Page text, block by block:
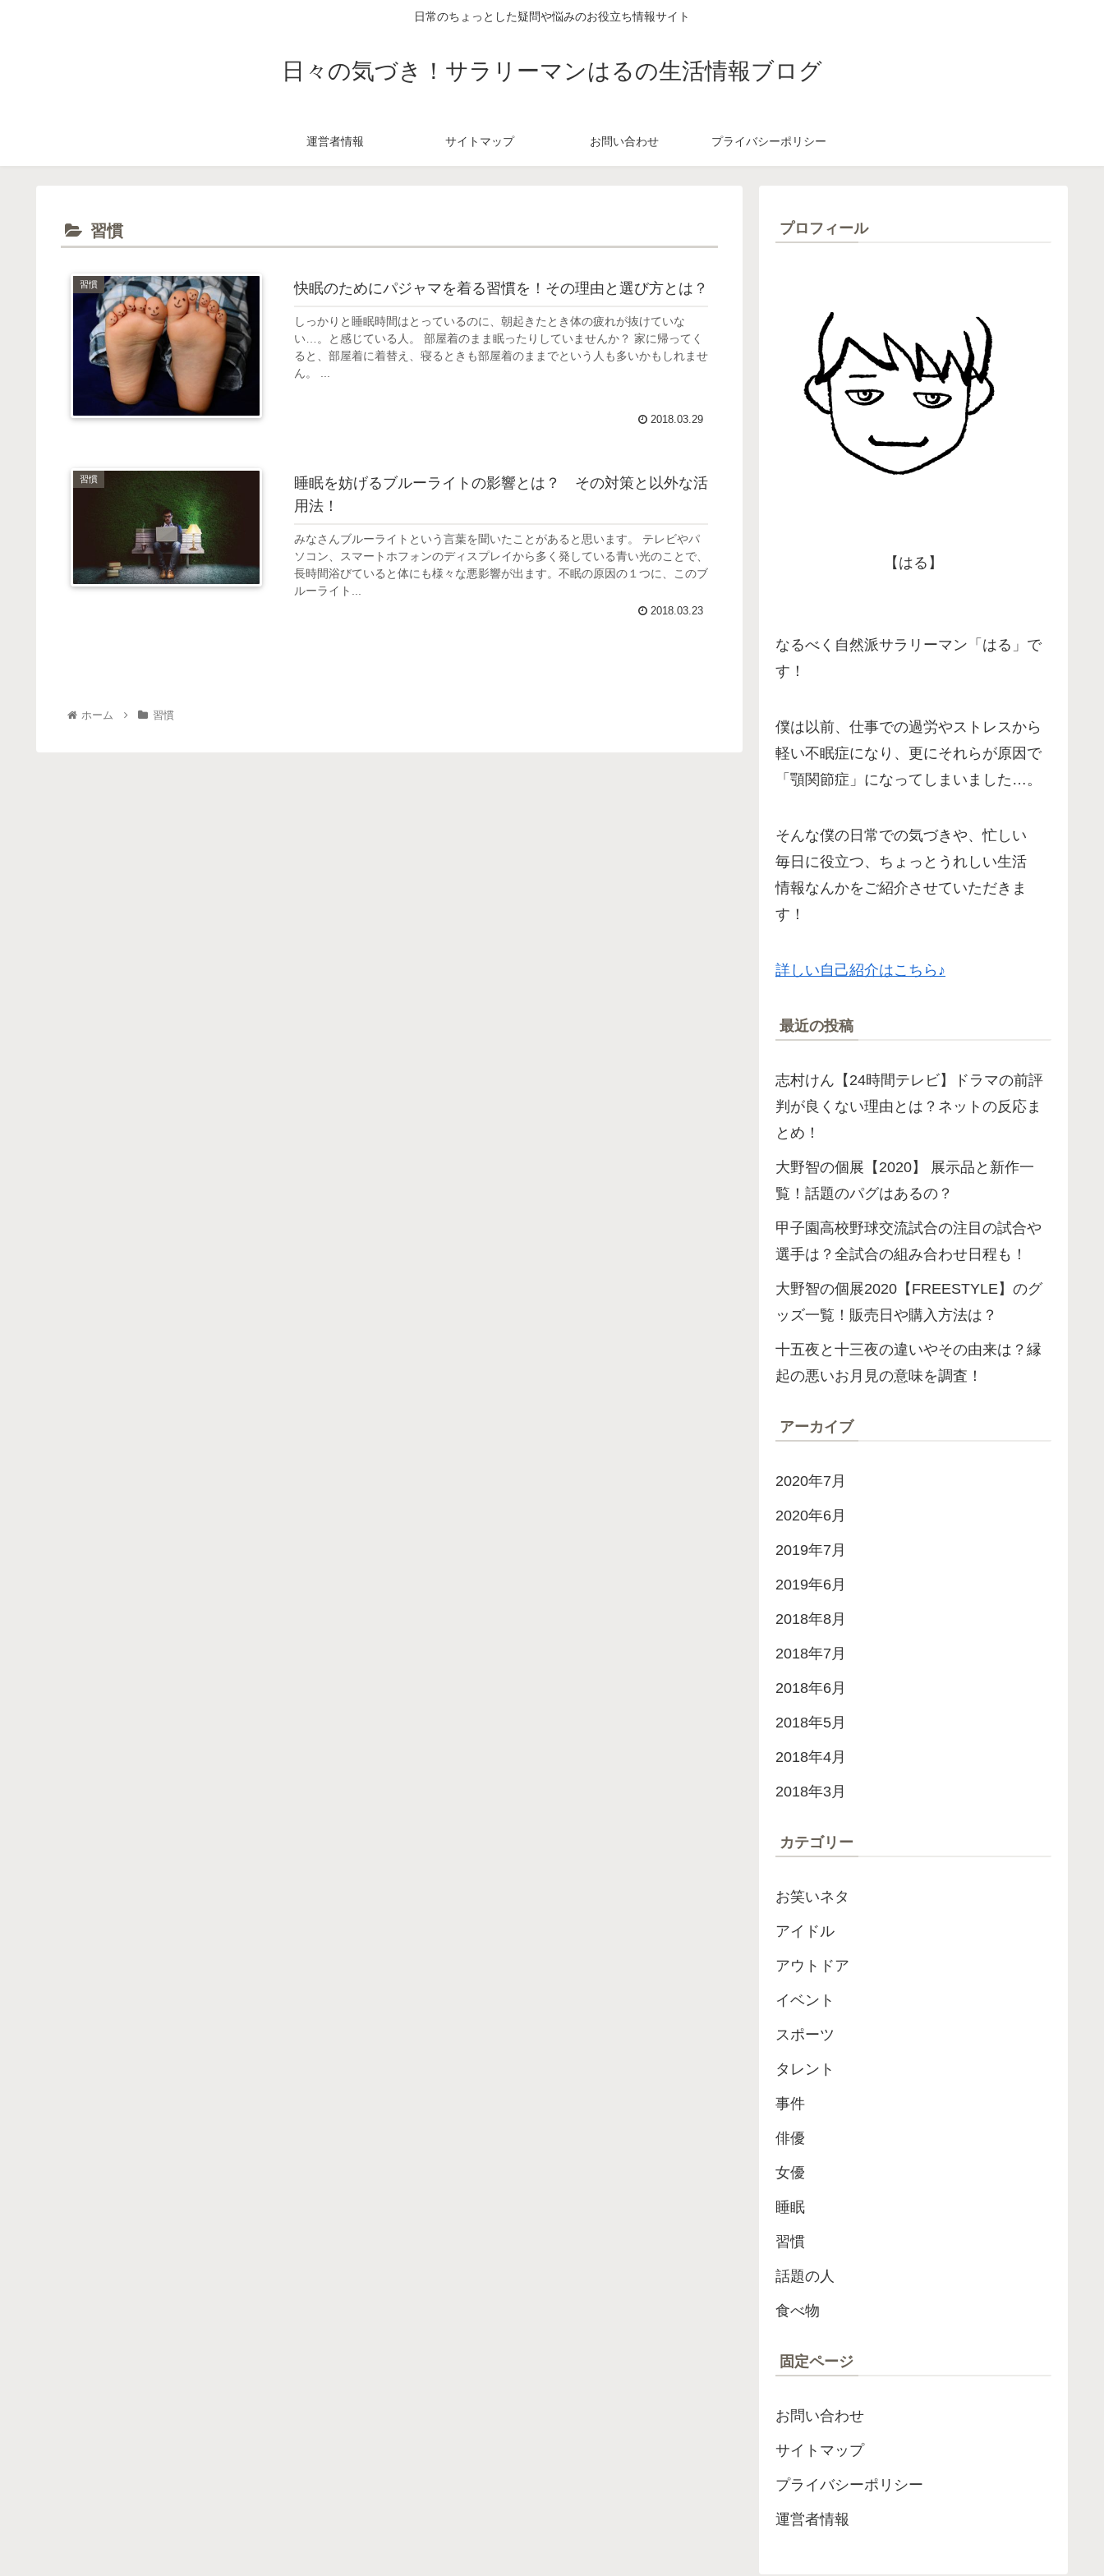
日常のちょっとした疑問や悩みのお役立ち情報サイト
日々の気づき！サラリーマンはるの生活情報ブログ
運営者情報 サイトマップ お問い合わせ プライバシーポリシー
習慣
習慣 快眠のためにパジャマを着る習慣を！その理由と選び方とは？
しっかりと睡眠時間はとっているのに、朝起きたとき体の疲れが抜けていな
い…。と感じている人。 部屋着のまま眠ったりしていませんか？ 家に帰ってく
ると、部屋着に着替え、寝るときも部屋着のままでという人も多いかもしれませ
ん。 ...
2018.03.29
習慣
睡眠を妨げるブルーライトの影響とは？ その対策と以外な活
用法！
みなさんブルーライトという言葉を聞いたことがあると思います。 テレビやパ
ソコン、スマートホフォンのディスプレイから多く発している青い光のことで、
長時間浴びていると体にも様々な悪影響が出ます。不眠の原因の１つに、このブ
ルーライト...
2018.03.23
ホーム 習慣
プロフィール
【はる】
なるべく自然派サラリーマン「はる」で
す！
僕は以前、仕事での過労やストレスから
軽い不眠症になり、更にそれらが原因で
「顎関節症」になってしまいました…。
そんな僕の日常での気づきや、忙しい
毎日に役立つ、ちょっとうれしい生活
情報なんかをご紹介させていただきま
す！
詳しい自己紹介はこちら♪
最近の投稿
志村けん【24時間テレビ】ドラマの前評
判が良くない理由とは？ネットの反応ま
とめ！
大野智の個展【2020】 展示品と新作一
覧！話題のパグはあるの？
甲子園高校野球交流試合の注目の試合や
選手は？全試合の組み合わせ日程も！
大野智の個展2020【FREESTYLE】のグ
ッズ一覧！販売日や購入方法は？
十五夜と十三夜の違いやその由来は？縁
起の悪いお月見の意味を調査！
アーカイブ
2020年7月
2020年6月
2019年7月
2019年6月
2018年8月
2018年7月
2018年6月
2018年5月
2018年4月
2018年3月
カテゴリー
お笑いネタ
アイドル
アウトドア
イベント
スポーツ
タレント
事件
俳優
女優
睡眠
習慣
話題の人
食べ物
固定ページ
お問い合わせ
サイトマップ
プライバシーポリシー
運営者情報